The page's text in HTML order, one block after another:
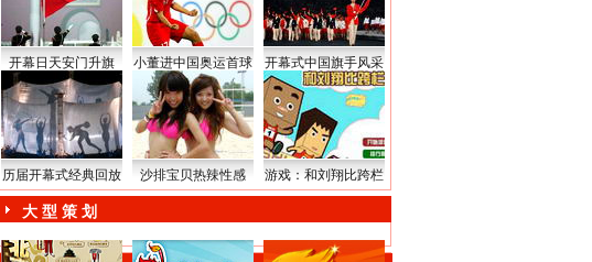
开幕日天安门升旗 小董进中国奥运首球 开幕式中国旗手风采
历届开幕式经典回放 沙排宝贝热辣性感 游戏：和刘翔比跨栏
大 型 策 划